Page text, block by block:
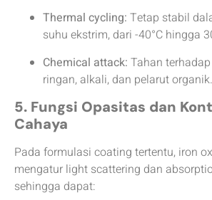
Thermal cycling: Tetap stabil
suhu ekstrim, dari -40°C hingga
Chemical attack: Tahan
ringan, alkali, dan pelarut organik.
5. Fungsi Opasitas dan
Cahaya
Pada formulasi coating tertentu, iron
mengatur light scattering dan
sehingga dapat: